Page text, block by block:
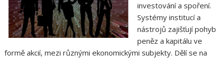
investování a spoření.
Systémy institucí a
nástrojů zajišťují pohyb
peněz a kapitálu ve
formě akcií, mezi různými ekonomickými subjekty. Dělí se na